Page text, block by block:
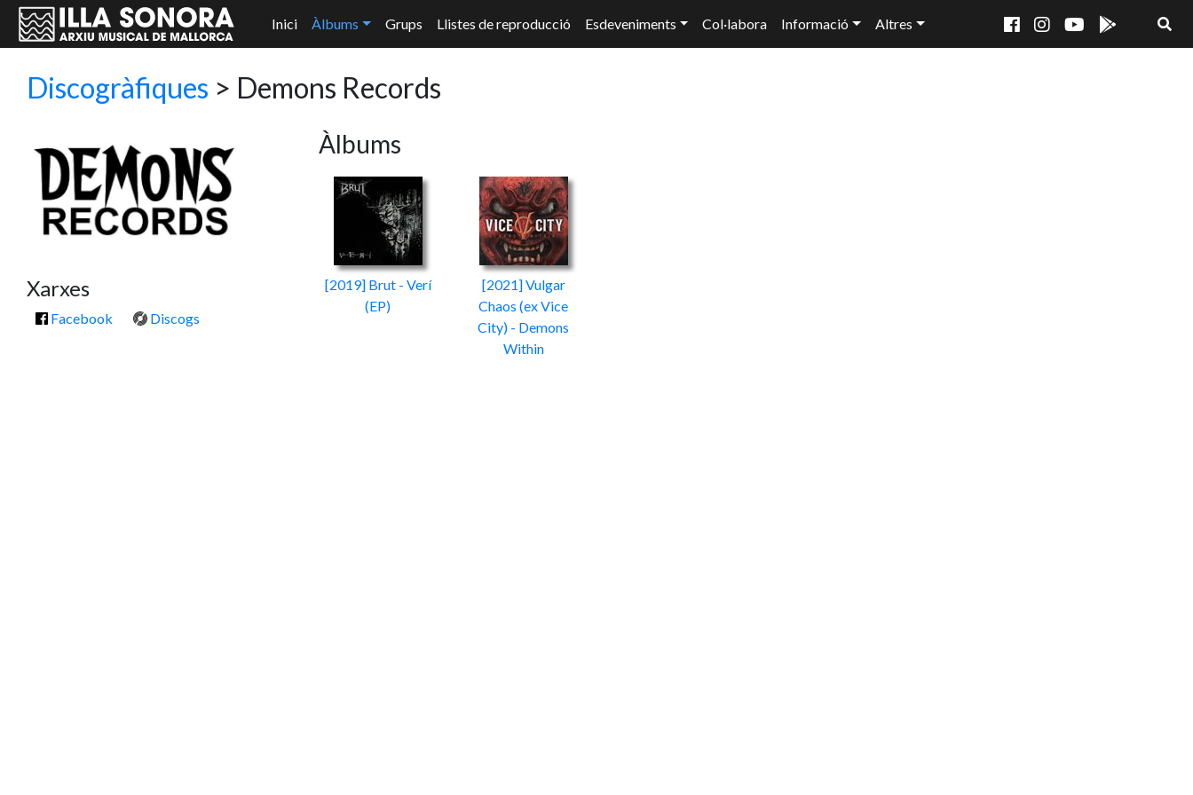
Inici Àlbums Grups Llistes de reproducció Esdeveniments Col·labora Informació Altres
Discogràfiques > Demons Records
Xarxes
Facebook Discogs
Àlbums
[2019] Brut - Verí
(EP)
[2021] Vulgar
Chaos (ex Vice
City) - Demons
Within